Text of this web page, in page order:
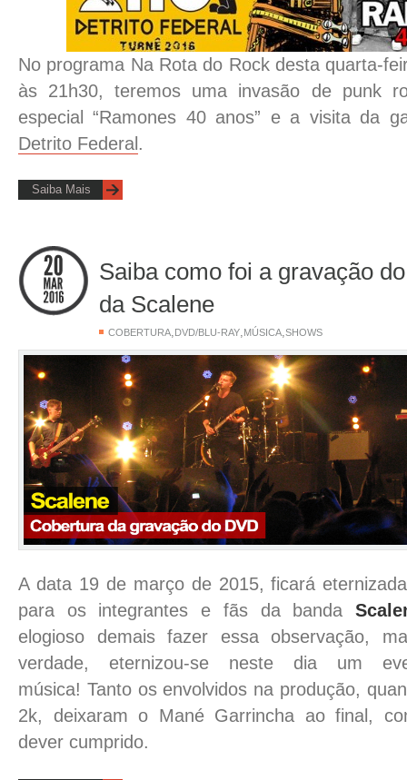
No programa Na Rota do Rock desta quarta-
às 21h30, teremos uma invasão de punk
especial “Ramones 40 anos” e a visita da
Detrito Federal .
Saiba Mais
Saiba como foi a gravação
da Scalene
COBERTURA, DVD/BLU-RAY, MÚSICA,SHOWS
A data 19 de março de 2015, ficará
para os integrantes e fãs da banda
elogioso demais fazer essa observação,
verdade, eternizou-se neste dia um
música! Tanto os envolvidos na produção,
2k, deixaram o Mané Garrincha ao final,
dever cumprido.